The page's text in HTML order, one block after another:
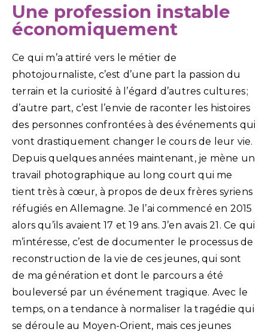
Une profession instable
économiquement
Ce qui m’a attiré vers le métier de
photojournaliste, c’est d’une part la passion du
terrain et la curiosité à l’égard d’autres cultures ;
d’autre part, c’est l’envie de raconter les histoires
des personnes confrontées à des événements qui
vont drastiquement changer le cours de leur vie.
Depuis quelques années maintenant, je mène un
travail photographique au long court qui me
tient très à cœur, à propos de deux frères syriens
réfugiés en Allemagne. Je l’ai commencé en 2015
alors qu’ils avaient 17 et 19 ans. J’en avais 21. Ce qui
m’intéresse, c’est de documenter le processus de
reconstruction de la vie de ces jeunes, qui sont
de ma génération et dont le parcours a été
bouleversé par un événement tragique. Avec le
temps, on a tendance à normaliser la tragédie qui
se déroule au Moyen-Orient, mais ces jeunes